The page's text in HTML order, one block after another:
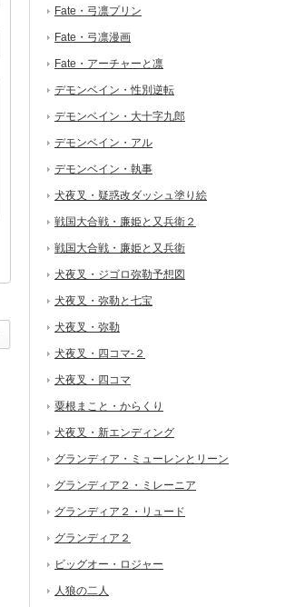
Fate・弓凛プリン
Fate・弓凛漫画
Fate・アーチャーと凛
デモンベイン・性別逆転
デモンベイン・大十字九郎
デモンベイン・アル
デモンベイン・執事
犬夜叉・疑惑改ダッシュ塗り絵
戦国大合戦・廉姫と又兵衛２
戦国大合戦・廉姫と又兵衛
犬夜叉・ジゴロ弥勒予想図
犬夜叉・弥勒と七宝
犬夜叉・弥勒
犬夜叉・四コマ-２
犬夜叉・四コマ
粟根まこと・からくり
犬夜叉・新エンディング
グランディア・ミューレンとリーン
グランディア２・ミレーニア
グランディア２・リュード
グランディア２
ビッグオー・ロジャー
人狼の二人